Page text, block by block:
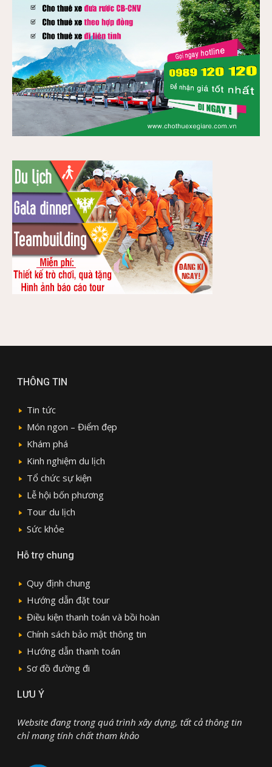
THÔNG TIN
Tin tức
Món ngon – Điểm đẹp
Khám phá
Kinh nghiệm du lịch
Tổ chức sự kiện
Lễ hội bốn phương
Tour du lịch
Sức khỏe
Hỗ trợ chung
Quy định chung
Hướng dẫn đặt tour
Điều kiện thanh toán và bồi hoàn
Chính sách bảo mật thông tin
Hướng dẫn thanh toán
Sơ đồ đường đi
LƯU Ý
Website đang trong quá trình xây dựng, tất cả thông tin
chỉ mang tính chất tham khảo